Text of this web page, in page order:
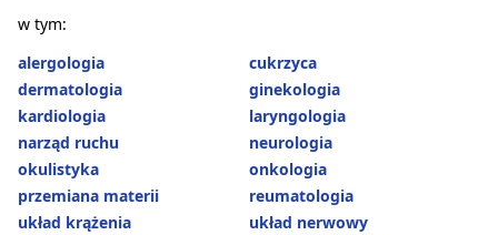
w tym:
alergologia
cukrzyca
dermatologia
ginekologia
kardiologia
laryngologia
narząd ruchu
neurologia
okulistyka
onkologia
przemiana materii
reumatologia
układ krążenia
układ nerwowy